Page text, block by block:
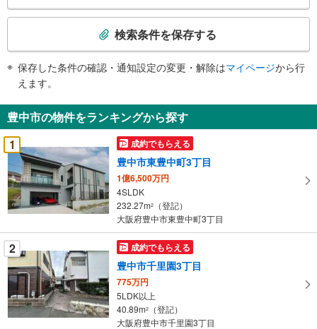
検
知
を
受
け
取
る
・
条
件
を
マ
イ
ペ
ー
検索条件を保存する
保存した条件の確認・通知設定の変更・解除はマイページから行
えます。
豊中市の物件をランキングから探す
1
成約でもらえる
豊中市東豊中町3丁目
1億6,500万円
4SLDK
232.27m2
（登記）
大阪府豊中市東豊中町3丁目
2 成約でもらえる
豊中市千里園3丁目
775万円
5LDK以上
40.89m2
（登記）
大阪府豊中市千里園3丁目